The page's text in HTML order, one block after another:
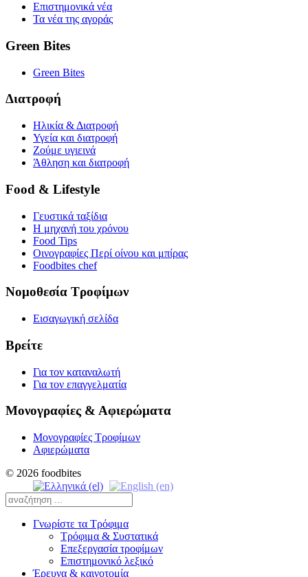
Επιστημονικά νέα
Τα νέα της αγοράς
Green Bites
Green Bites
Διατροφή
Ηλικία & Διατροφή
Υγεία και διατροφή
Ζούμε υγιεινά
Άθληση και διατροφή
Food & Lifestyle
Γευστικά ταξίδια
Η μηχανή του χρόνου
Food Tips
Οινογραφίες Περί οίνου και μπίρας
Foodbites chef
Νομοθεσία Τροφίμων
Εισαγωγική σελίδα
Βρείτε
Για τον καταναλωτή
Για τον επαγγελματία
Μονογραφίες & Αφιερώματα
Μονογραφίες Τροφίμων
Αφιερώματα
© 2026 foodbites
Γνωρίστε τα Τρόφιμα
Τρόφιμα & Συστατικά
Επεξεργασία τροφίμων
Επιστημονικό λεξικό
Έρευνα & καινοτομία